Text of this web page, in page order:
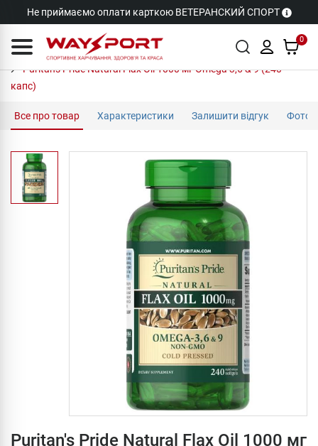
Не приймаємо оплати карткою ВЕТЕРАНСКИЙ СПОРТ
0
Puritan's Pride Natural Flax Oil 1000 мг Omega 3,6 & 9 (240
капс)
Все про товар Характеристики Залишити відгук Фото
Puritan's Pride Natural Flax Oil 1000 мг